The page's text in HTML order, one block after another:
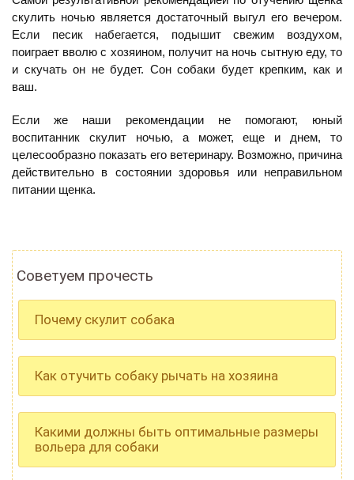
скулить ночью является достаточный выгул его вечером.
Если песик набегается, подышит свежим воздухом,
поиграет вволю с хозяином, получит на ночь сытную еду, то
и скучать он не будет. Сон собаки будет крепким, как и
ваш.
Если же наши рекомендации не помогают, юный
воспитанник скулит ночью, а может, еще и днем, то
целесообразно показать его ветеринару. Возможно, причина
действительно в состоянии здоровья или неправильном
питании щенка.
Советуем прочесть
Почему скулит собака
Как отучить собаку рычать на хозяина
Какими должны быть оптимальные размеры
вольера для собаки